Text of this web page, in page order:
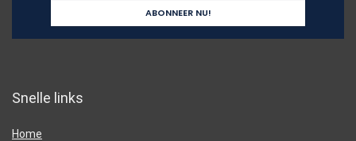
Snelle links
Home